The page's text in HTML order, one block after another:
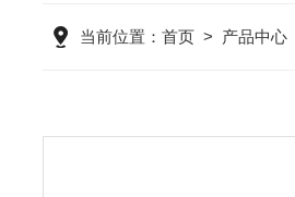
当前位置： 首页 > 产品中心